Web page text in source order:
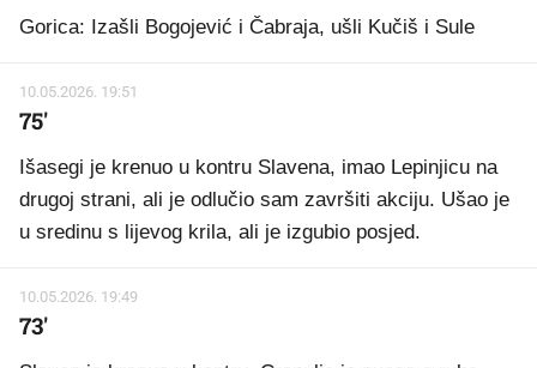
Gorica: Izašli Bogojević i Čabraja, ušli Kučiš i Sule
10.05.2026. 19:51
75'
Išasegi je krenuo u kontru Slavena, imao Lepinjicu na
drugoj strani, ali je odlučio sam završiti akciju. Ušao je
u sredinu s lijevog krila, ali je izgubio posjed.
10.05.2026. 19:49
73'